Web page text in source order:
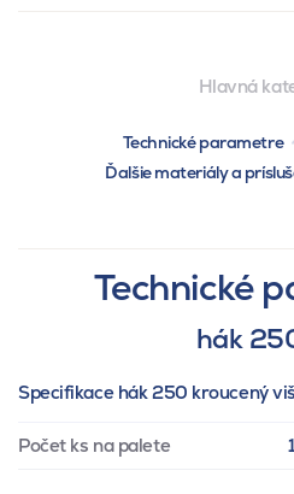
Hlavná
Technické parametre
Ďalšie materiály a
Technické
hák
Specifikace hák 250 kroucený
Počet ks na palete